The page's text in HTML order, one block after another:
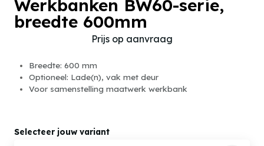
Werkbanken BW60-serie,
breedte 600mm
Prijs op aanvraag
Breedte: 600 mm
Optioneel: Lade(n), vak met deur
Voor samenstelling maatwerk werkbank
Selecteer jouw variant